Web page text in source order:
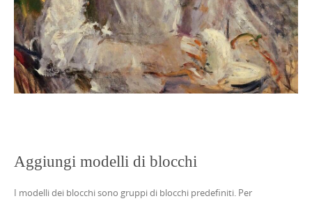
Aggiungi modelli di blocchi
I modelli dei blocchi sono gruppi di blocchi predefiniti. Per